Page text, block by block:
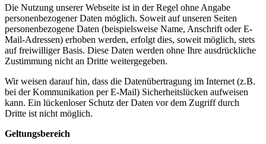
Die Nutzung unserer Webseite ist in der Regel ohne Angabe
personenbezogener Daten möglich. Soweit auf unseren Seiten
personenbezogene Daten (beispielsweise Name, Anschrift oder E-
Mail-Adressen) erhoben werden, erfolgt dies, soweit möglich, stets
auf freiwilliger Basis. Diese Daten werden ohne Ihre ausdrückliche
Zustimmung nicht an Dritte weitergegeben.
Wir weisen darauf hin, dass die Datenübertragung im Internet (z.B.
bei der Kommunikation per E-Mail) Sicherheitslücken aufweisen
kann. Ein lückenloser Schutz der Daten vor dem Zugriff durch
Dritte ist nicht möglich.
Geltungsbereich